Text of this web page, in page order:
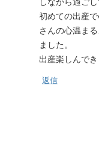
初めての出産
さんの心温ま
ました。
出産楽しんでき
返信